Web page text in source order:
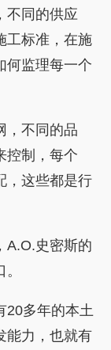
不同的供应
工标准，在施
何监理每一个
，不同的品
控制，每个
，这些都是行
A.O.史密斯的
20多年的本土
能力，也就有